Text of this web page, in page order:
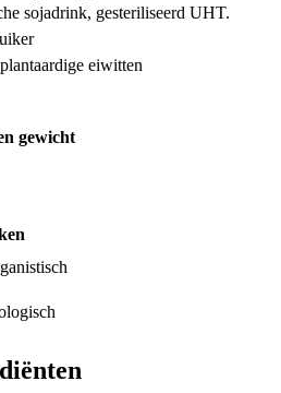
sojadrink, gesteriliseerd UHT.
eiwitten
gewicht